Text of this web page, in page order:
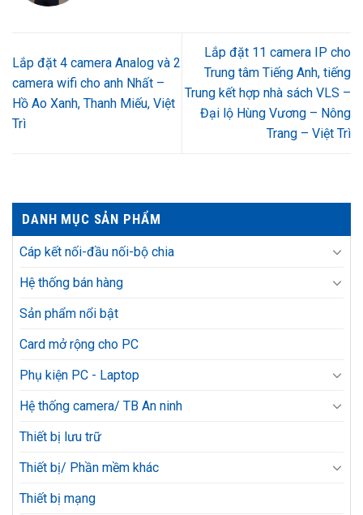
Lắp đặt 4 camera Analog và 2
camera wifi cho anh Nhất –
Hồ Ao Xanh, Thanh Miếu, Việt
Trì
Lắp đặt 11 camera IP cho
Trung tâm Tiếng Anh, tiếng
Trung kết hợp nhà sách VLS –
Đại lộ Hùng Vương – Nông
Trang – Việt Trì
DANH MỤC SẢN PHẨM
Cáp kết nối-đầu nối-bộ chia
Hệ thống bán hàng
Sản phẩm nổi bật
Card mở rộng cho PC
Phụ kiện PC - Laptop
Hệ thống camera/ TB An ninh
Thiết bị lưu trữ
Thiết bị/ Phần mềm khác
Thiết bị mạng